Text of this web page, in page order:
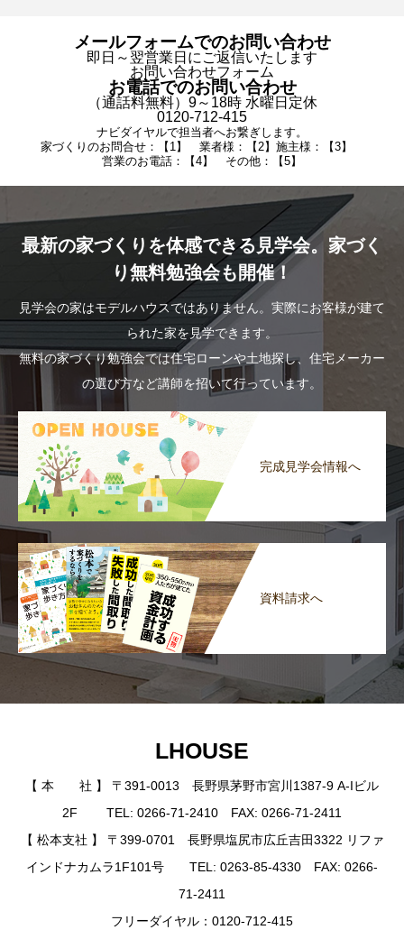
メールフォームでのお問い合わせ
即日～翌営業日にご返信いたします
お問い合わせフォーム
お電話でのお問い合わせ
（通話料無料）9～18時 水曜日定休
0120-712-415
ナビダイヤルで担当者へお繋ぎします。
家づくりのお問合せ：【1】 業者様：【2】施主様：【3】
営業のお電話：【4】 その他：【5】
最新の家づくりを体感できる見学会。家づく
り無料勉強会も開催！
見学会の家はモデルハウスではありません。実際にお客様が建て
られた家を見学できます。
無料の家づくり勉強会では住宅ローンや土地探し、住宅メーカー
の選び方など講師を招いて行っています。
完成見学会情報へ
資料請求へ
LHOUSE
【 本 社 】 〒391-0013 長野県茅野市宮川1387-9 A-Iビル
2F TEL: 0266-71-2410 FAX: 0266-71-2411
【 松本支社 】 〒399-0701 長野県塩尻市広丘吉田3322 リファ
インドナカムラ1F101号 TEL: 0263-85-4330 FAX: 0266-
71-2411
フリーダイヤル：0120-712-415